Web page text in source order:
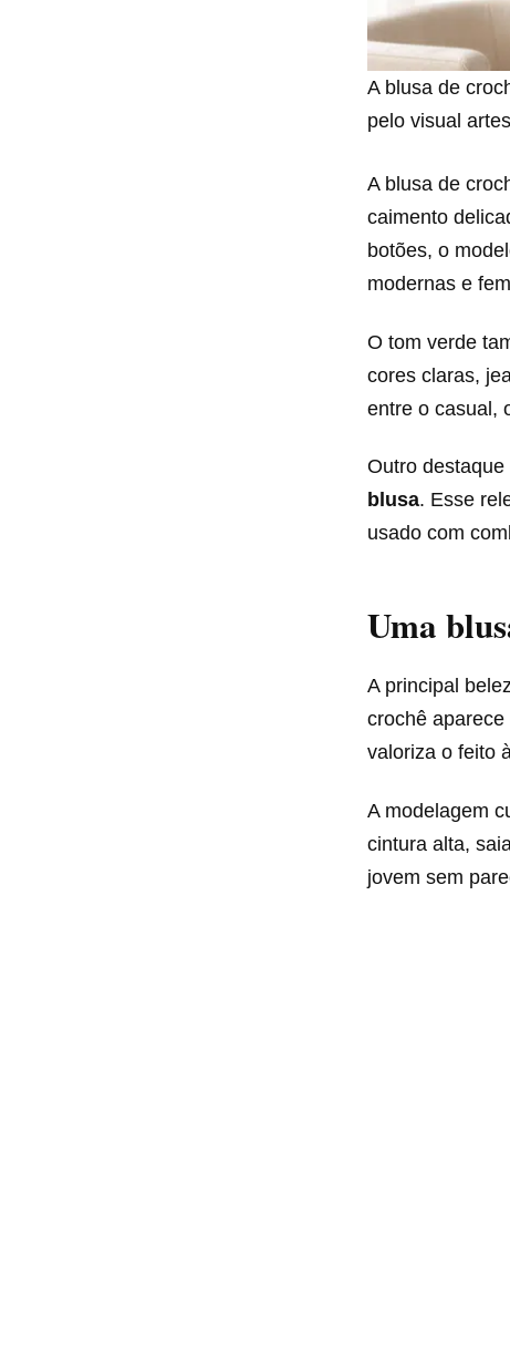
A blusa de
pelo visual
A blusa de
caimento
botões, o
modernas e
O tom verde
cores claras,
entre o casual,
Outro
blusa. Esse
usado com
Uma
A principal
crochê
valoriza o feito
A modelagem
cintura alta,
jovem sem